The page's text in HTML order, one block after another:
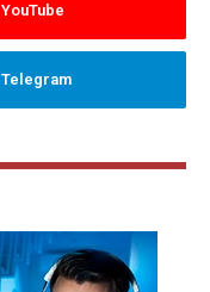
YouTube
Telegram